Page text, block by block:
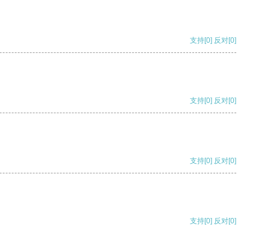
支持[0] 反对[0]
支持[0] 反对[0]
支持[0] 反对[0]
支持[0] 反对[0]